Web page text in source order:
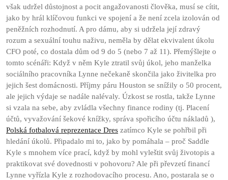
však udržel důstojnost a pocit angažovanosti člověka, musí se cítit,
jako by hrál klíčovou funkci ve spojení a že není zcela izolován od
peněžních rozhodnutí. A pro dámu, aby si udržela její zdravý
rozum a sexuální touhu naživu, neměla by dělat ekvivalent úkolu
CFO poté, co dostala dům od 9 do 5 (nebo 7 až 11). Přemýšlejte o
tomto scénáři: Když v něm Kyle ztratil svůj úkol, jeho manželka
sociálního pracovníka Lynne nečekaně skončila jako živitelka pro
jejich šest domácnosti. Příjmy páru Houston se snížily o 50 procent,
ale jejich výdaje se nadále nalévaly. Úzkost se rostla, takže Lynne
si vzala na sebe, aby zvládla všechny finance rodiny (tj. Placení
účtů, vyvažování šekové knížky, správa spořicího účtu nákladů ),
Polská fotbalová reprezentace Dres zatímco Kyle se pohřbil při
hledání úkolů. Připadalo mi to, jako by pomáhala – proč Saddle
Kyle s mnohem více prací, když by mohl vyleštit svůj životopis a
praktikovat své dovednosti v pohovoru? Ale při převzetí financí
Lynne vyřízla Kyle z rozhodovacího procesu. Ano, postarala se o